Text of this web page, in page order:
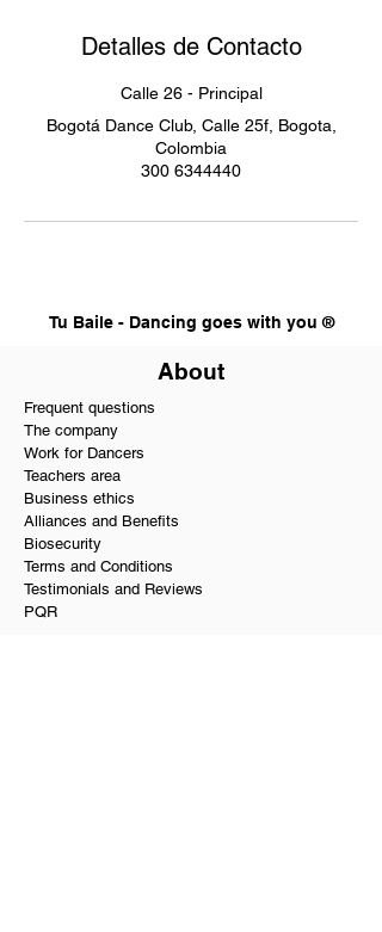
Detalles de Contacto
Calle 26 - Principal
Bogotá Dance Club, Calle 25f, Bogota,
Colombia
300 6344440
Tu Baile - Dancing goes with you ®
About
Frequent questions
The company
Work for Dancers
Teachers area
Business ethics
Alliances and Benefits
Biosecurity
Terms and Conditions
Testimonials and Reviews
PQR